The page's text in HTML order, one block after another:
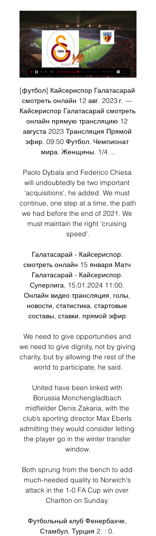
[футбол] Кайсериспор Галатасарай
смотреть онлайн 12 авг. 2023 г. —
Кайсериспор Галатасарай смотреть
онлайн прямую трансляцию 12
августа 2023 Трансляция Прямой
эфир. 09:50 Футбол. Чемпионат
мира. Женщины. 1/4 ...
Paolo Dybala and Federico Chiesa
will undoubtedly be two important
'acquisitions', he added. We must
continue, one step at a time, the path
we had before the end of 2021. We
must maintain the right 'cruising
speed'.
Галатасарай - Кайсериспор:
смотреть онлайн 15 января Матч
Галатасарай - Кайсериспор.
Суперлига, 15.01.2024 11:00.
Онлайн видео трансляция, голы,
новости, статистика, стартовые
составы, ставки, прямой эфир.
We need to give opportunities and
we need to give dignity, not by giving
charity, but by allowing the rest of the
world to participate, he said.
United have been linked with
Borussia Monchengladbach
midfielder Denis Zakaria, with the
club’s sporting director Max Eberls
admitting they would consider letting
the player go in the winter transfer
window.
Both sprung from the bench to add
much-needed quality to Norwich's
attack in the 1-0 FA Cup win over
Charlton on Sunday.
Футбольный клуб Фенербахче,
Стамбул, Турция 2. : 0.